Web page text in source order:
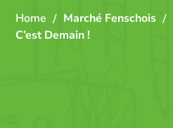
Home Marché Fenschois
C’est Demain !